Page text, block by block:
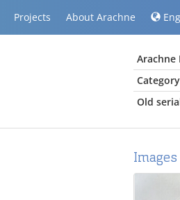
Projects About Arachne
Arachne
Old
Images